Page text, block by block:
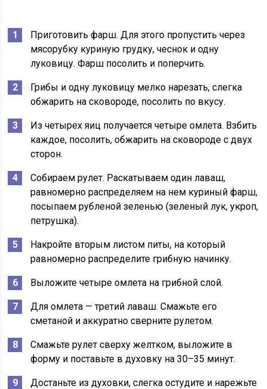
Приготовить фарш. Для этого пропустить через
мясорубку куриную грудку, чеснок и одну
луковицу. Фарш посолить и поперчить.
Грибы и одну луковицу мелко нарезать, слегка
обжарить на сковороде, посолить по вкусу.
Из четырех яиц получается четыре омлета. Взбить
каждое, посолить, обжарить на сковороде с двух
сторон.
Собираем рулет. Раскатываем один лаваш,
равномерно распределяем на нем куриный фарш,
посыпаем рубленой зеленью (зеленый лук, укроп,
петрушка).
Накройте вторым листом питы, на который
равномерно распределите грибную начинку.
Выложите четыре омлета на грибной слой.
Для омлета — третий лаваш. Смажьте его
сметаной и аккуратно сверните рулетом.
Смажьте рулет сверху желтком, выложите в
форму и поставьте в духовку на 30–35 минут.
Достаньте из духовки, слегка остудите и нарежьте